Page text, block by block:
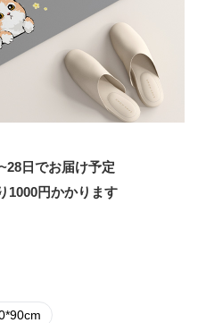
日でお届け予定
1000円かかります